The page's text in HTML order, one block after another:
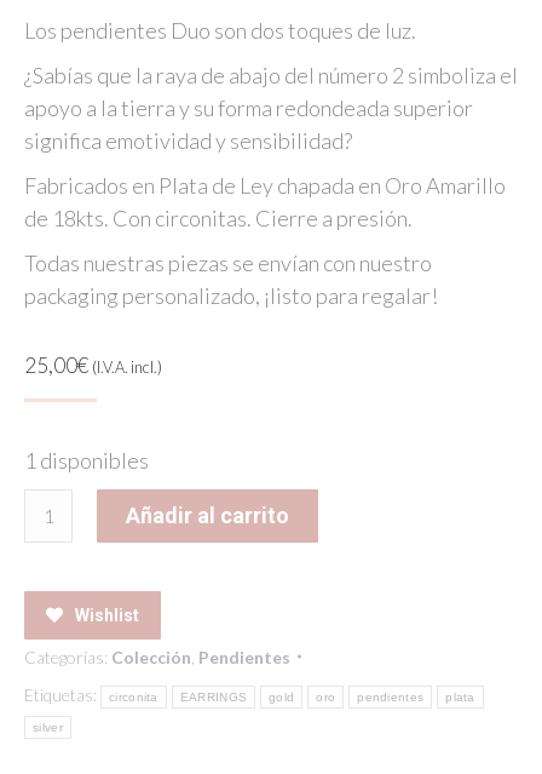
Los pendientes Duo son dos toques de luz.
¿Sabías que la raya de abajo del número 2 simboliza el
apoyo a la tierra y su forma redondeada superior
significa emotividad y sensibilidad?
Fabricados en Plata de Ley chapada en Oro Amarillo
de 18kts. Con circonitas. Cierre a presión.
Todas nuestras piezas se envían con nuestro
packaging personalizado, ¡listo para regalar!
25,00€ (I.V.A. incl.)
1 disponibles
DUO
EARRINGS
Añadir al carrito
Wishlist
Categorías: Colección Pendientes
Etiquetas:
circonita EARRINGS gold oro pendientes plata
silver